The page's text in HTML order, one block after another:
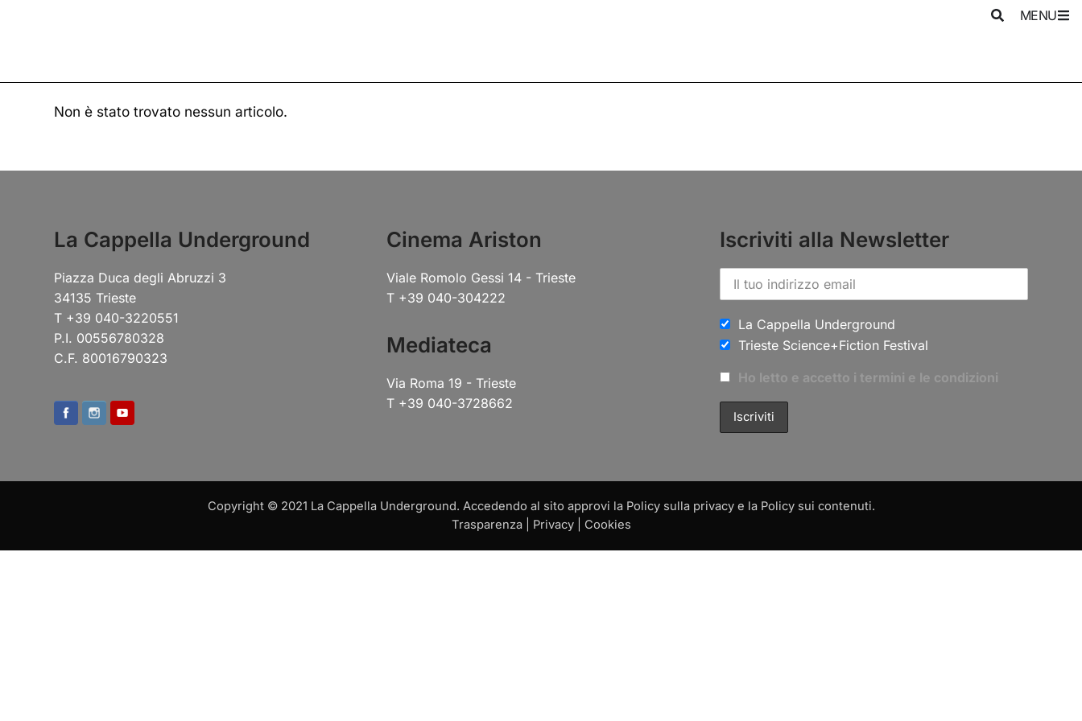
MENU
Non è stato trovato nessun articolo.
La Cappella Underground
Piazza Duca degli Abruzzi 3
34135 Trieste
T +39 040-3220551
P.I. 00556780328
C.F. 80016790323
Cinema Ariston
Viale Romolo Gessi 14 - Trieste
T +39 040-304222
Mediateca
Via Roma 19 - Trieste
T +39 040-3728662
Iscriviti alla Newsletter
La Cappella Underground
Trieste Science+Fiction Festival
Ho letto e accetto i termini e le condizioni
Copyright © 2021 La Cappella Underground. Accedendo al sito approvi la Policy sulla privacy e la Policy sui contenuti.
Trasparenza| Privacy| Cookies